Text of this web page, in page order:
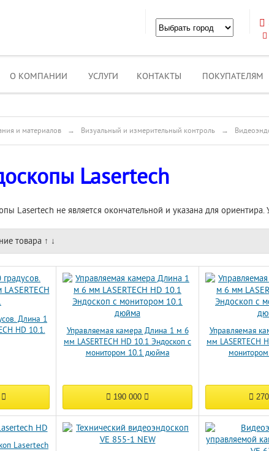
О КОМПАНИИ УСЛУГИ КОНТАКТЫ ПОКУПАТЕЛЯМ
и материалов → Визуальный и измерительный контроль →
Lasertech
Lasertech не является окончательной и указана для
товара ↑ ↓
Длина 1
HD 10.1.
Управляемая камера Длина 1 м 6
мм LASERTECH HD 10.1 Эндоскоп с
монитором 10.1 дюйма
190 000
Управляемая
мм LASERTECH
Lasertech